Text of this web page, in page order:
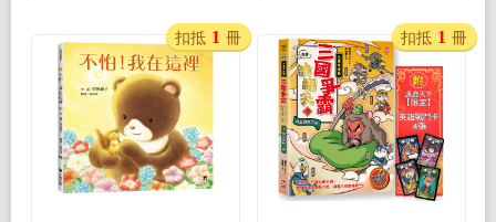
扣抵 1 冊 扣抵 1 冊